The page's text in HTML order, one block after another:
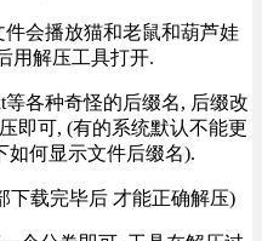
件会播放猫和老鼠和葫芦娃
用解压工具打开.
各种奇怪的后缀名, 后缀改
即可, (有的系统默认不能更
如何显示文件后缀名).
下载完毕后 才能正确解压)